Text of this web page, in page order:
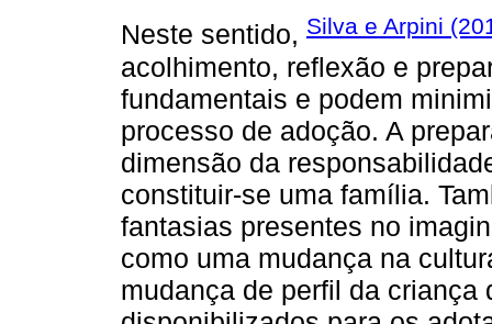
Neste sentido, Silva e Arpini
acolhimento, reflexão e
fundamentais e podem
processo de adoção. A
dimensão da
constituir-se uma família.
fantasias presentes no
como uma mudança na
mudança de perfil da